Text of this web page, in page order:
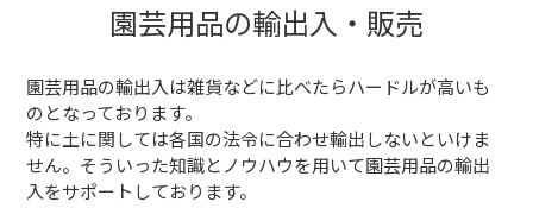
園芸用品の輸出入・販売
園芸用品の輸出入は雑貨などに比べたらハードルが高いも
のとなっております。
特に土に関しては各国の法令に合わせ輸出しないといけま
せん。そういった知識とノウハウを用いて園芸用品の輸出
入をサポートしております。